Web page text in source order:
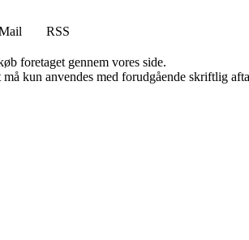
RSS
foretaget gennem vores side.
kun anvendes med forudgående skriftlig